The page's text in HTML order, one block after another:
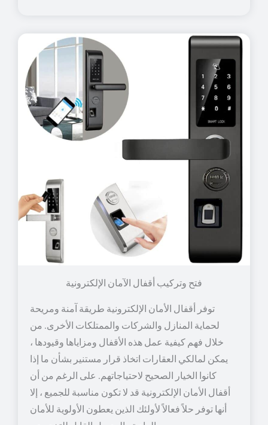
توفر أقفال الأمان الإلكترونية طريقة آمنة ومريحة
لحماية المنازل والشركات والممتلكات الأخرى. من
خلال فهم كيفية عمل هذه الأقفال ومزاياها وقيودها ،
يمكن لمالكي العقارات اتخاذ قرار مستنير بشأن ما إذا
كانوا الخيار الصحيح لاحتياجاتهم. على الرغم من أن
أقفال الأمان الإلكترونية قد لا تكون مناسبة للجميع ، إلا
أنها توفر حلاً فعالاً لأولئك الذين يعطون الأولوية للأمان